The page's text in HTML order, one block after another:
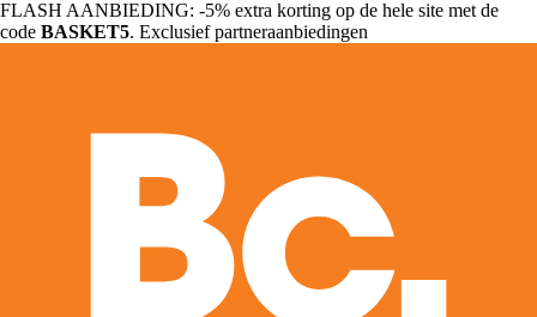
FLASH AANBIEDING: -5% extra korting op de hele site met de
code BASKET5. Exclusief partneraanbiedingen